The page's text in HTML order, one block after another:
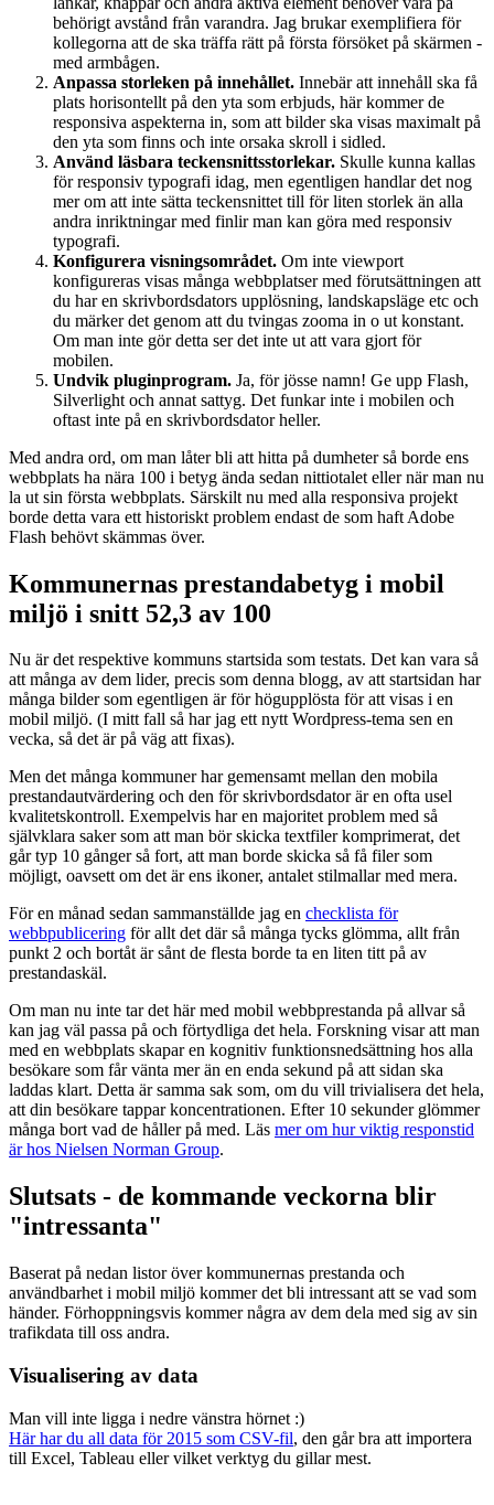
behörigt avstånd från varandra. Jag brukar exemplifiera för
kollegorna att de ska träffa rätt på första försöket på skärmen -
med armbågen.
Anpassa storleken på innehållet. Innebär att innehåll ska få
plats horisontellt på den yta som erbjuds, här kommer de
responsiva aspekterna in, som att bilder ska visas maximalt på
den yta som finns och inte orsaka skroll i sidled.
Använd läsbara teckensnittsstorlekar. Skulle kunna kallas
för responsiv typografi idag, men egentligen handlar det nog
mer om att inte sätta teckensnittet till för liten storlek än alla
andra inriktningar med finlir man kan göra med responsiv
typografi.
Konfigurera visningsområdet. Om inte viewport
konfigureras visas många webbplatser med förutsättningen att
du har en skrivbordsdators upplösning, landskapsläge etc och
du märker det genom att du tvingas zooma in o ut konstant.
Om man inte gör detta ser det inte ut att vara gjort för
mobilen.
Undvik pluginprogram. Ja, för jösse namn! Ge upp Flash,
Silverlight och annat sattyg. Det funkar inte i mobilen och
oftast inte på en skrivbordsdator heller.
Med andra ord, om man låter bli att hitta på dumheter så borde ens
webbplats ha nära 100 i betyg ända sedan nittiotalet eller när man nu
la ut sin första webbplats. Särskilt nu med alla responsiva projekt
borde detta vara ett historiskt problem endast de som haft Adobe
Flash behövt skämmas över.
Kommunernas prestandabetyg i mobil
miljö i snitt 52,3 av 100
Nu är det respektive kommuns startsida som testats. Det kan vara så
att många av dem lider, precis som denna blogg, av att startsidan har
många bilder som egentligen är för högupplösta för att visas i en
mobil miljö. (I mitt fall så har jag ett nytt Wordpress-tema sen en
vecka, så det är på väg att fixas).
Men det många kommuner har gemensamt mellan den mobila
prestandautvärdering och den för skrivbordsdator är en ofta usel
kvalitetskontroll. Exempelvis har en majoritet problem med så
självklara saker som att man bör skicka textfiler komprimerat, det
går typ 10 gånger så fort, att man borde skicka så få filer som
möjligt, oavsett om det är ens ikoner, antalet stilmallar med mera.
För en månad sedan sammanställde jag en checklista för
webbpublicering för allt det där så många tycks glömma, allt från
punkt 2 och bortåt är sånt de flesta borde ta en liten titt på av
prestandaskäl.
Om man nu inte tar det här med mobil webbprestanda på allvar så
kan jag väl passa på och förtydliga det hela. Forskning visar att man
med en webbplats skapar en kognitiv funktionsnedsättning hos alla
besökare som får vänta mer än en enda sekund på att sidan ska
laddas klart. Detta är samma sak som, om du vill trivialisera det hela,
att din besökare tappar koncentrationen. Efter 10 sekunder glömmer
många bort vad de håller på med. Läs mer om hur viktig responstid
är hos Nielsen Norman Group.
Slutsats - de kommande veckorna blir
"intressanta"
Baserat på nedan listor över kommunernas prestanda och
användbarhet i mobil miljö kommer det bli intressant att se vad som
händer. Förhoppningsvis kommer några av dem dela med sig av sin
trafikdata till oss andra.
Visualisering av data
Man vill inte ligga i nedre vänstra hörnet :)
Här har du all data för 2015 som CSV-fil, den går bra att importera
till Excel, Tableau eller vilket verktyg du gillar mest.